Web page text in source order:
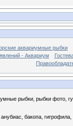
аквариумные рыбки
- Аквариум
рыбки, рыбки фото,
бакопа,